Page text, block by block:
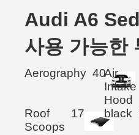
Audi A6
사용 가능한
Aerography 40Air
Intake
Hood
Roof
Scoops
17 black